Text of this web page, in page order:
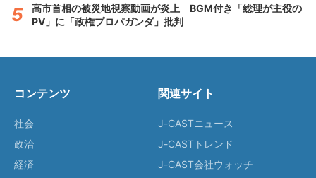
高市首相の被災地視察動画が炎上 BGM付き「総理が主役の
PV」に「政権プロパガンダ」批判
コンテンツ
社会
政治
経済
関連サイト
J-CASTニュース
J-CASTトレンド
J-CAST会社ウォッチ